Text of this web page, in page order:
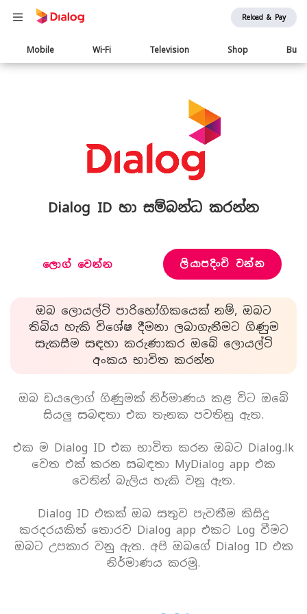
Reload & Pay
Main
navigation
Mobile Wi-Fi Television Shop
Dialog ID හා සම්බන්ධ කරන්න
ලොග් වෙන්න ලියාපදිංචි වන්න
ඔබ ලොයල්ටි පාරිභෝගිකයෙක් නම්, ඔබට
තිබිය හැකි විශේෂ දීමනා ලබාගැනීමට ගිණුම
සැකසීම සඳහා කරුණාකර ඔබේ ලොයල්ටි
අංකය භාවිත කරන්න
ඔබ ඩයලොග් ගිණුමක් නිර්මාණය කළ විට ඔබේ
සියලු සබඳතා එක තැනක පවතිනු ඇත.
එක ම Dialog ID එක භාවිත කරන ඔබට Dialog.lk
වෙත එක් කරන සබඳතා MyDialog app එක
වෙතින් බැලිය හැකි වනු ඇත.
Dialog ID එකක් ඔබ සතුව පැවතීම කිසිදු
කරදරයකිත් තොරව Dialog app එකට Log වීමට
ඔබට උපකාර වනු ඇත. අපි ඔබගේ Dialog ID එක
නිර්මාණය කරමු.